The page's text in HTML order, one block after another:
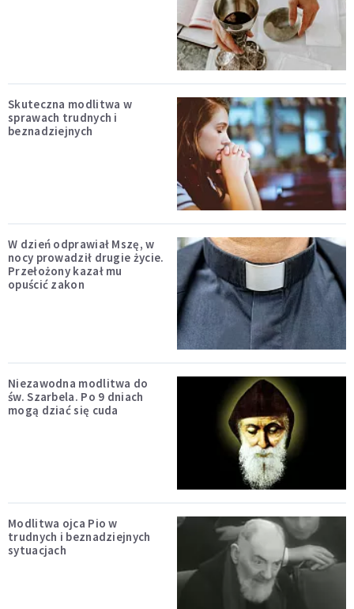
Skuteczna modlitwa w
sprawach trudnych i
beznadziejnych
W dzień odprawiał Mszę, w
nocy prowadził drugie życie.
Przełożony kazał mu
opuścić zakon
Niezawodna modlitwa do
św. Szarbela. Po 9 dniach
mogą dziać się cuda
Modlitwa ojca Pio w
trudnych i beznadziejnych
sytuacjach